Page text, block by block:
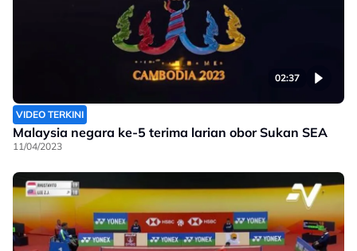
02:37
VIDEO TERKINI
Malaysia negara ke-5 terima larian obor Sukan SEA
11/04/2023